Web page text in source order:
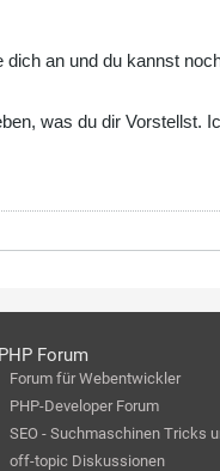
an und du kannst
was du dir Vorstellst.
Forum
Forum für Webentwickler
PHP-Developer Forum
SEO - Suchmaschinen Tricks
off-topic Diskussionen